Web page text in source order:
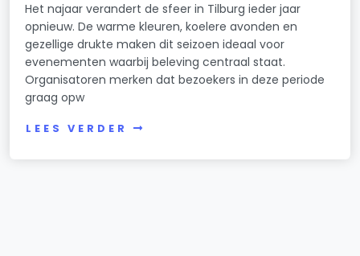
Het najaar verandert de sfeer in Tilburg ieder jaar
opnieuw. De warme kleuren, koelere avonden en
gezellige drukte maken dit seizoen ideaal voor
evenementen waarbij beleving centraal staat.
Organisatoren merken dat bezoekers in deze periode
graag opw
LEES VERDER